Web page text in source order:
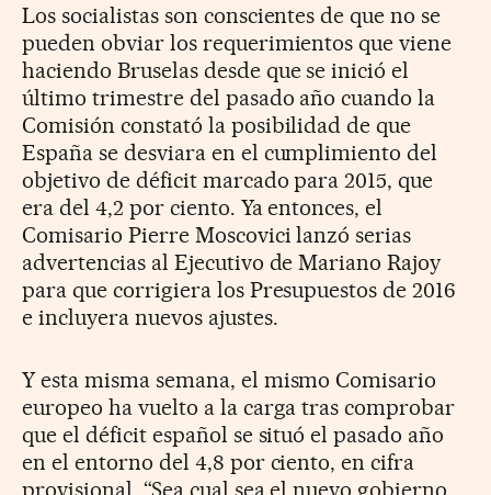
Los socialistas son conscientes de que no se
pueden obviar los requerimientos que viene
haciendo Bruselas desde que se inició el
último trimestre del pasado año cuando la
Comisión constató la posibilidad de que
España se desviara en el cumplimiento del
objetivo de déficit marcado para 2015, que
era del 4,2 por ciento. Ya entonces, el
Comisario Pierre Moscovici lanzó serias
advertencias al Ejecutivo de Mariano Rajoy
para que corrigiera los Presupuestos de 2016
e incluyera nuevos ajustes.
Y esta misma semana, el mismo Comisario
europeo ha vuelto a la carga tras comprobar
que el déficit español se situó el pasado año
en el entorno del 4,8 por ciento, en cifra
provisional. “Sea cual sea el nuevo gobierno